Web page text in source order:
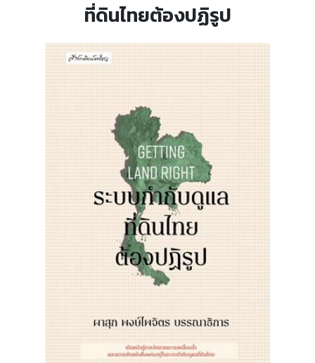
ที่ดินไทยต้องปฏิรูป